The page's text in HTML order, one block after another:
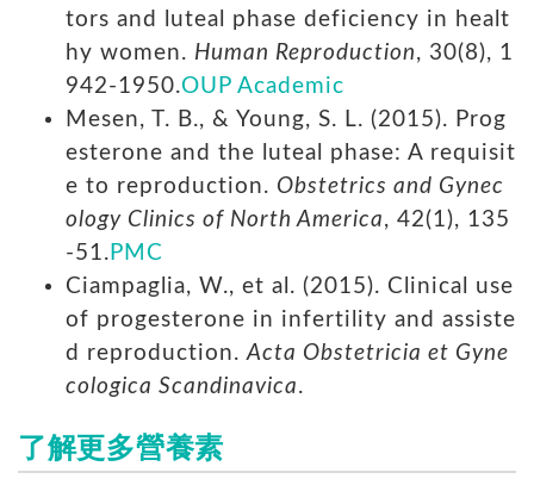
tors and luteal phase deficiency in healt
hy women. Human Reproduction, 30(8), 1
942-1950.OUP Academic
Mesen, T. B., & Young, S. L. (2015). Prog
esterone and the luteal phase: A requisit
e to reproduction. Obstetrics and Gynec
ology Clinics of North America, 42(1), 135
-51. PMC
Ciampaglia, W., et al. (2015). Clinical use
of progesterone in infertility and assiste
d reproduction.Acta Obstetricia et Gyne
cologica Scandinavica.
了解更多營養素